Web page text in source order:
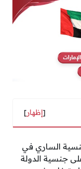
[إظهار]
الساري في
جنسية الدولة